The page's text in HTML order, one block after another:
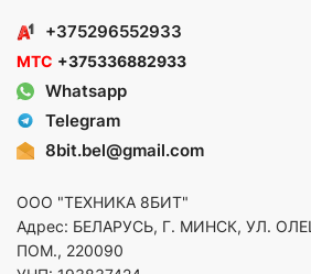
+375296552933
МТС +375336882933
Whatsapp
Telegram
8bit.bel@gmail.com
ООО "ТЕХНИКА 8БИТ"
Адрес: БЕЛАРУСЬ, Г. МИНСК, УЛ.
ПОМ., 220090